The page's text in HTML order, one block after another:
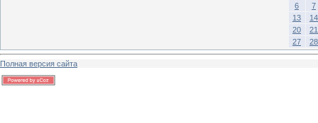
6
7
13
14
20
21
27
28
Полная версия сайта